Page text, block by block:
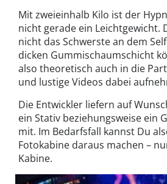
Mit zweieinhalb Kilo ist der
nicht gerade ein Leichtgewicht.
nicht das Schwerste an dem
dicken Gummischaumschicht
also theoretisch auch in die
und lustige Videos dabei
Die Entwickler liefern auf
ein Stativ beziehungsweise ein
mit. Im Bedarfsfall kannst Du
Fotokabine daraus machen –
Kabine.